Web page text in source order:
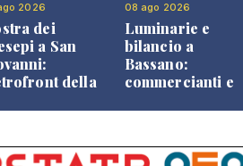
2026
dei
a San
della
08 ago 2026
Luminarie e
bilancio a
Bassano:
commercianti e